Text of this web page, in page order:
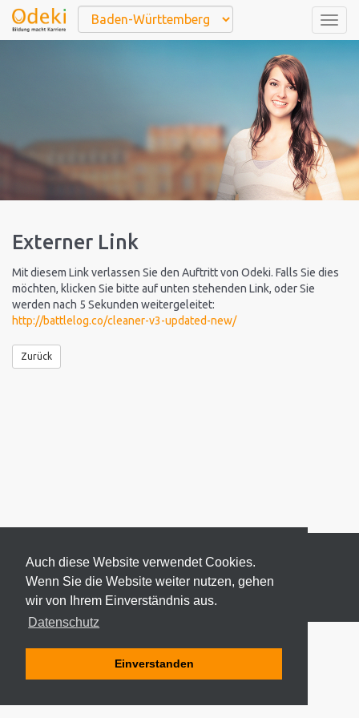
Auch diese Website verwendet Cookies.
Wenn Sie die Website weiter nutzen, gehen
wir von Ihrem Einverständnis aus.
Datenschutz
Einverstanden
Externer Link
Mit diesem Link verlassen Sie den Auftritt von Odeki. Falls Sie dies
möchten, klicken Sie bitte auf unten stehenden Link, oder Sie
werden nach 5 Sekunden weitergeleitet:
http://battlelog.co/cleaner-v3-updated-new/
Zurück
© 2026 ODEKI - ALLE RECHTE VORBEHALTEN